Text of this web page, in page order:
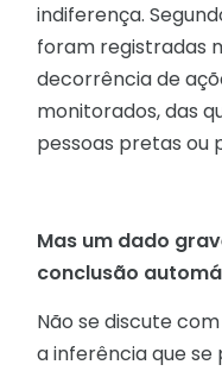
indiferença.
foram registradas
decorrência de
monitorados, das
pessoas pretas ou
Mas um dado
conclusão
Não se discute
a inferência que se